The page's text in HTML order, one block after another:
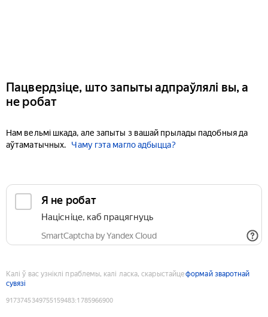
Пацвердзіце, што запыты адпраўлялі вы, а
не робат
Нам вельмі шкада, але запыты з вашай прылады падобныя да
аўтаматычных.
Чаму гэта магло адбыцца?
Я не робат
Націсніце, каб працягнуць
SmartCaptcha by Yandex Cloud
Калі ў вас узніклі праблемы, калі ласка, скарыстайцеформай зваротнай
сувязі
9173745349755159483:1785966900